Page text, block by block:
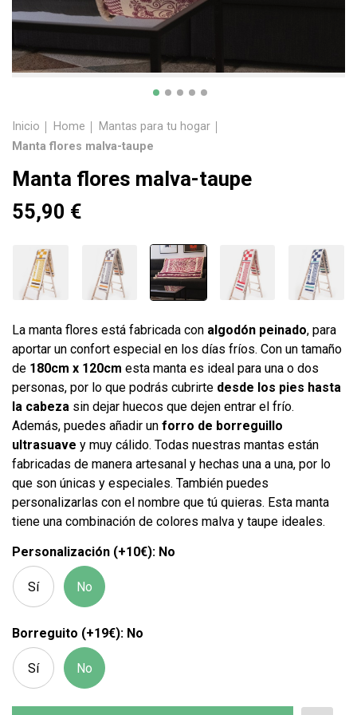
Inicio Home
Mantas para tu hogar
Manta flores malva-taupe
Manta flores malva-taupe
55,90 €
La manta flores está fabricada con algodón peinado, para
aportar un confort especial en los días fríos. Con un tamaño
de 180cm x 120cm esta manta es ideal para una o dos
personas, por lo que podrás cubrirte desde los pies hasta
la cabeza sin dejar huecos que dejen entrar el frío.
Además, puedes añadir un forro de borreguillo
ultrasuave y muy cálido. Todas nuestras mantas están
fabricadas de manera artesanal y hechas una a una, por lo
que son únicas y especiales. También puedes
personalizarlas con el nombre que tú quieras. Esta manta
tiene una combinación de colores malva y taupe ideales.
Personalización (+10€): No
Sí No
Borreguito (+19€): No
Sí No